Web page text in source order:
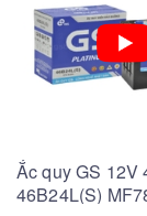
Ắc quy GS 12V
46B24L(S)